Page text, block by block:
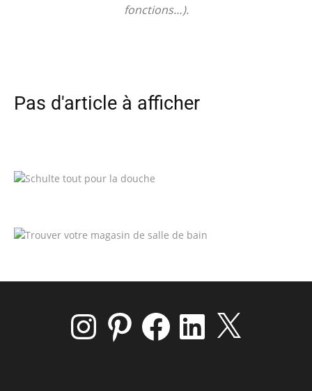
fonctions…).
Pas d'article à afficher
InstagramPinterest FacebookLinkedIn